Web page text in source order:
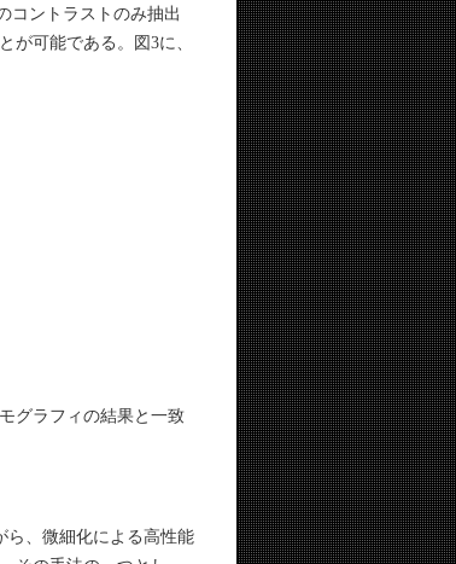
コントラストのみ抽出
が可能である。図3に、
グラフィの結果と一致
、微細化による高性能